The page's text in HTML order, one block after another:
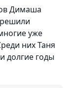
Димаша
уже
них Таня
долгие годы